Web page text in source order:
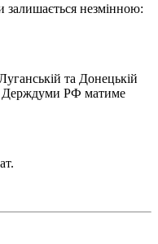
залишається незмінною:
та Донецькій
Держдуми РФ матиме